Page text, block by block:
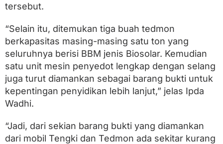
tersebut.
“Selain itu, ditemukan tiga buah tedmon
berkapasitas masing-masing satu ton yang
seluruhnya berisi BBM jenis Biosolar. Kemudian
satu unit mesin penyedot lengkap dengan selang
juga turut diamankan sebagai barang bukti untuk
kepentingan penyidikan lebih lanjut,” jelas Ipda
Wadhi.
“Jadi, dari sekian barang bukti yang diamankan
dari mobil Tengki dan Tedmon ada sekitar kurang